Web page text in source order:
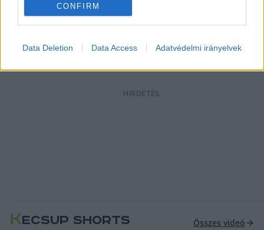
CONFIRM
Data Deletion Data Access Adatvédelmi irányelvek
Kecskeméti TE edzőjeként az NB II-ben
Újpest csapatát fogadja.
HIRDETÉS
KECSUP SHORTS Összes videó